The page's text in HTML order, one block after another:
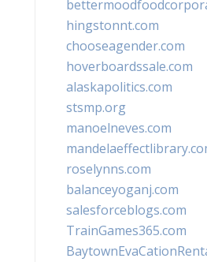
hingstonnt.com
chooseagender.com
hoverboardssale.com
alaskapolitics.com
stsmp.org
manoelneves.com
roselynns.com
balanceyoganj.com
salesforceblogs.com
TrainGames365.com